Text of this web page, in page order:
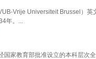
Vrije Universiteit Brussel）
年。
国家教育部批准设立的本科层次